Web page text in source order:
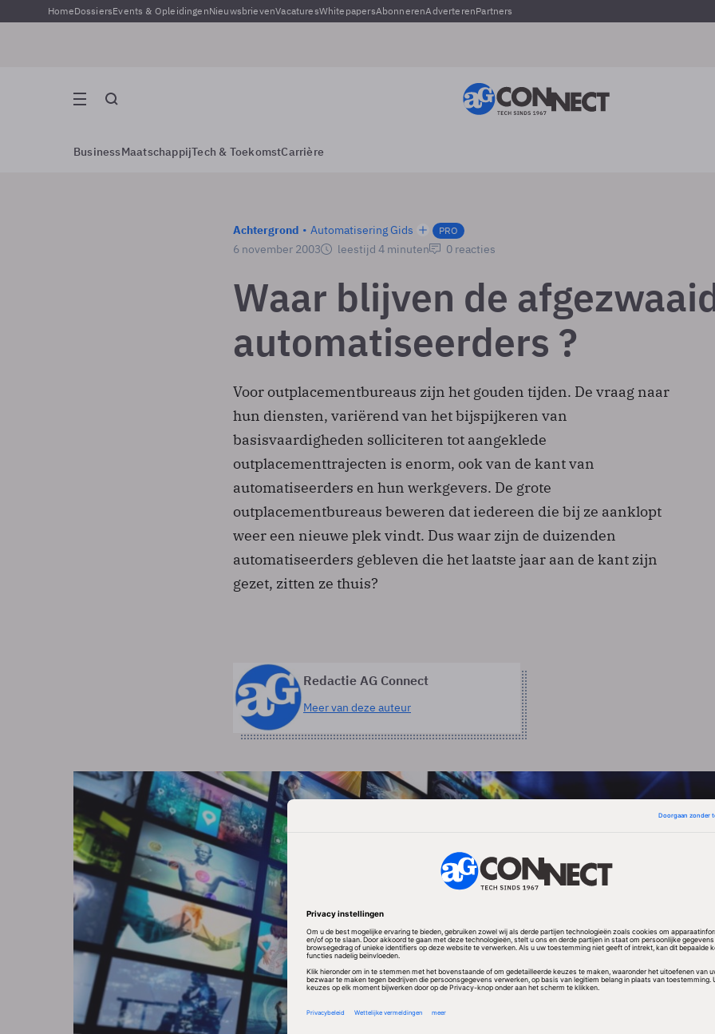
HomeDossiersEvents & OpleidingenNieuwsbrievenVacaturesWhitepapersAbonnerenAdverterenPartners
BusinessMaatschappijTech & ToekomstCarrière
Achtergrond Automatisering Gids PRO
6 november 2003 leestijd 4 minuten 0 reacties
Waar blijven de
automatiseerders ?
Voor outplacementbureaus zijn het gouden tijden. De vraag naar
hun diensten, variërend van het bijspijkeren van
basisvaardigheden solliciteren tot aangeklede
outplacementtrajecten is enorm, ook van de kant van
automatiseerders en hun werkgevers. De grote
outplacementbureaus beweren dat iedereen die bij ze aanklopt
weer een nieuwe plek vindt. Dus waar zijn de duizenden
automatiseerders gebleven die het laatste jaar aan de kant zijn
gezet, zitten ze thuis?
Redactie AG Connect
Meer van deze auteur